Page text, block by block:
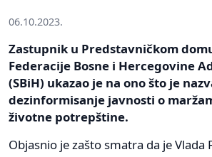
06.10.2023.
Zastupnik u Predstavničkom
Federacije Bosne i Hercegovine
(SBiH) ukazao je na ono što je
dezinformisanje javnosti o
životne potrepštine.
Objasnio je zašto smatra da je Vlada